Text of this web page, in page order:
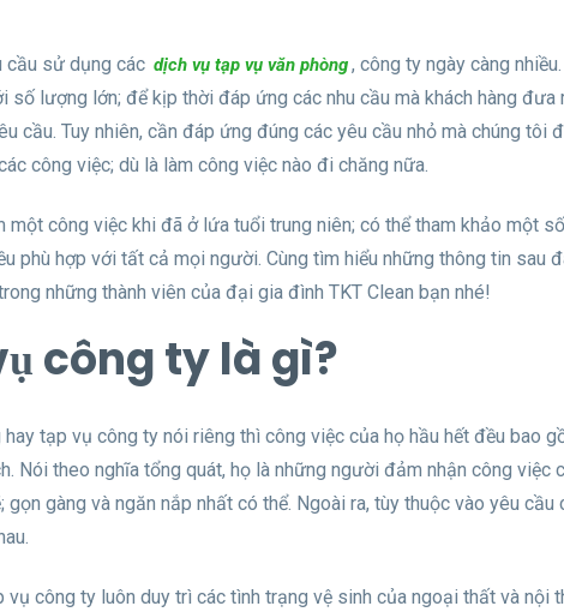
cầu sử dụng các dịch vụ tạp vụ văn phòng, công ty ngày càng
số lượng lớn; để kịp thời đáp ứng các nhu cầu mà khách hàng
cầu. Tuy nhiên, cần đáp ứng đúng các yêu cầu nhỏ mà chúng tôi
công việc; dù là làm công việc nào đi chăng nữa.
một công việc khi đã ở lứa tuổi trung niên; có thể tham khảo một
phù hợp với tất cả mọi người. Cùng tìm hiểu những thông tin sau
những thành viên của đại gia đình TKT Clean bạn nhé!
công ty là gì?
tạp vụ công ty nói riêng thì công việc của họ hầu hết đều bao
Nói theo nghĩa tổng quát, họ là những người đảm nhận công việc
gọn gàng và ngăn nắp nhất có thể. Ngoài ra, tùy thuộc vào yêu
vụ công ty luôn duy trì các tình trạng vệ sinh của ngoại thất và nội